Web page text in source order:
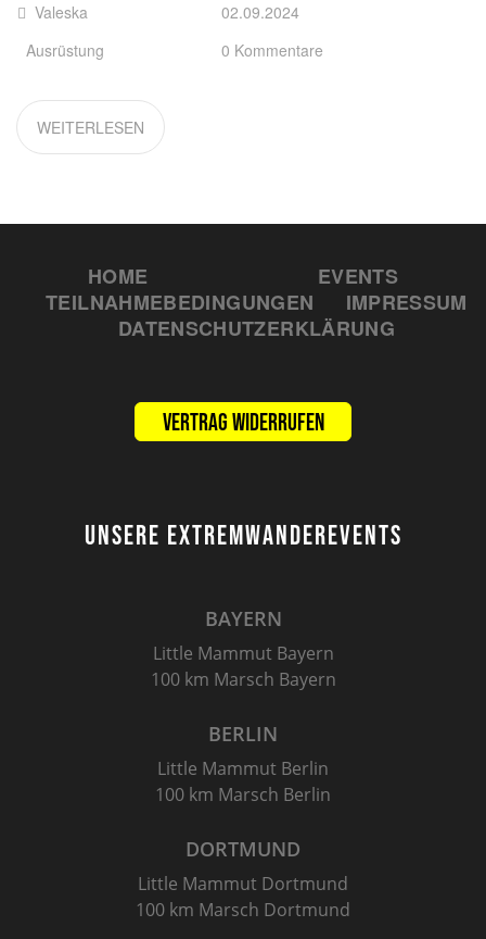
Valeska
Ausrüstung
02.09.2024
0 Kommentare
WEITERLESEN
HOME
EVENTS
TEILNAHMEBEDINGUNGEN
IMPRESSUM
DATENSCHUTZERKLÄRUNG
Vertrag widerrufen
UNSERE EXTREMWANDEREVENTS
BAYERN
Little Mammut Bayern
100 km Marsch Bayern
BERLIN
Little Mammut Berlin
100 km Marsch Berlin
DORTMUND
Little Mammut Dortmund
100 km Marsch Dortmund